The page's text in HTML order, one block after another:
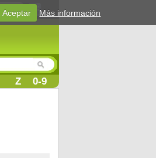
Login
Z 0-9
Aceptar Más información